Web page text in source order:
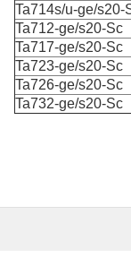
Ta714s/u-ge/s20-
Ta712-ge/s20-Sc
Ta717-ge/s20-Sc
Ta723-ge/s20-Sc
Ta726-ge/s20-Sc
Ta732-ge/s20-Sc